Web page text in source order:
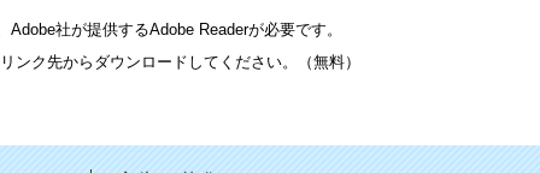
社が提供するAdobe Readerが必要です。
ンク先からダウンロードしてください。（無料）